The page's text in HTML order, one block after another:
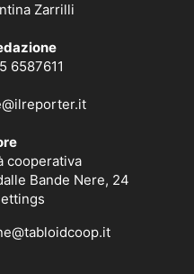
Zarrilli
6587611
cooperativa
Bande Nere, 24